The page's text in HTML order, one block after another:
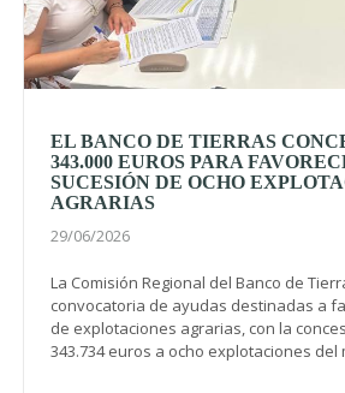
EL BANCO DE TIERRAS
343.000 EUROS PARA
SUCESIÓN DE OCHO
AGRARIAS
29/06/2026
La Comisión Regional del Banco de
convocatoria de ayudas destinadas a
de explotaciones agrarias, con la
343.734 euros a ocho explotaciones del